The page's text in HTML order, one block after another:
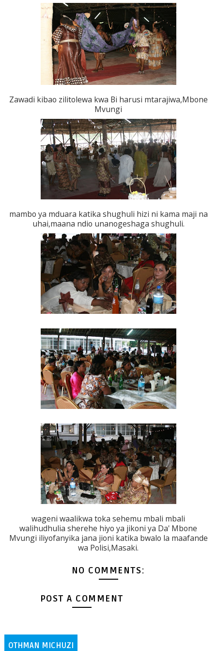
Zawadi kibao zilitolewa kwa Bi harusi mtarajiwa,Mbone
Mvungi
mambo ya mduara katika shughuli hizi ni kama maji na
uhai,maana ndio unanogeshaga shughuli.
wageni waalikwa toka sehemu mbali mbali
walihudhulia sherehe hiyo ya jikoni ya Da' Mbone
Mvungi iliyofanyika jana jioni katika bwalo la maafande
wa Polisi,Masaki.
NO COMMENTS:
POST A COMMENT
OTHMAN MICHUZI